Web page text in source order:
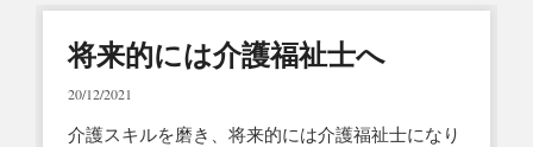
将来的には介護福祉士へ
20/12/2021
介護スキルを磨き、将来的には介護福祉士になり